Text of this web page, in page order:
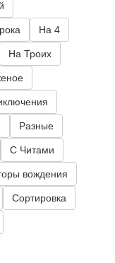
На 4
На Троих
Разные
С Читами
вождения
Сортировка